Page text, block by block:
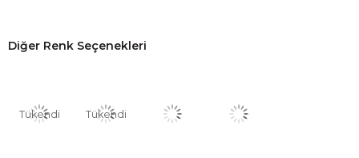
Diğer Renk Seçenekleri
Tükendi Tükendi